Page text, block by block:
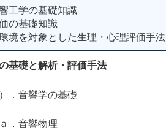
工学の基礎知識
の基礎知識
境を対象とした生理・心理評価手法
基礎と解析・評価手法
音響学の基礎
響物理